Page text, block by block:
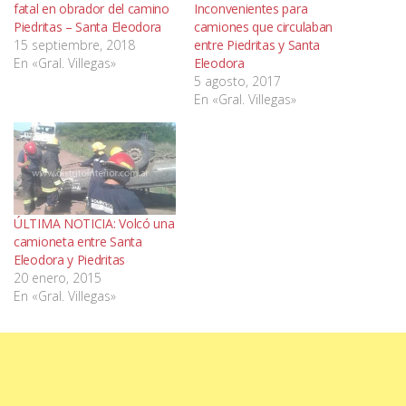
fatal en obrador del camino
Piedritas – Santa Eleodora
15 septiembre, 2018
En «Gral. Villegas»
Inconvenientes para
camiones que circulaban
entre Piedritas y Santa
Eleodora
5 agosto, 2017
En «Gral. Villegas»
ÚLTIMA NOTICIA: Volcó una
camioneta entre Santa
Eleodora y Piedritas
20 enero, 2015
En «Gral. Villegas»